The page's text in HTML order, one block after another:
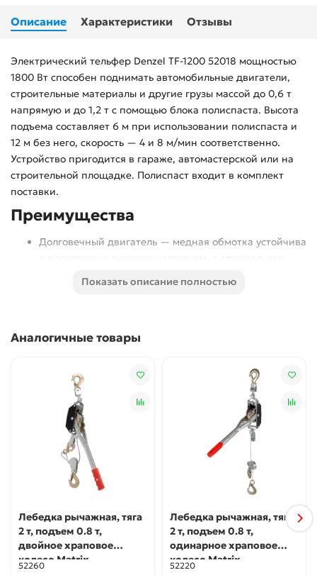
Описание Характеристики Отзывы
Электрический тельфер Denzel TF-1200 52018 мощностью
1800 Вт способен поднимать автомобильные двигатели,
строительные материалы и другие грузы массой до 0,6 т
напрямую и до 1,2 т с помощью блока полиспаста. Высота
подъема составляет 6 м при использовании полиспаста и
12 м без него, скорость — 4 и 8 м/мин соответственно.
Устройство пригодится в гараже, автомастерской или на
строительной площадке. Полиспаст входит в комплект
поставки.
Преимущества
Долговечный двигатель — медная обмотка устойчива
Функция автоматической остановки — тельфер
груза или высоты подъема.
Возможность экстренного торможения — кнопка
аварийной остановки позволяет моментально
прекратить работу при необходимости.
Надежная фиксация груза — на крюке имеется
предохранительная скоба.
Продуманная конструкция — благодаря
специальному навесу крюк всегда находится в
Прочный трос — он изготовлен из стали, а его
толщина составляет 6 мм.
Удобная эксплуатация — управление осуществляется
с выносного пульта.
Показать описание полностью
Аналогичные товары
Лебедка рычажная, тяга
2 т, подъем 0.8 т,
двойное храповое
колесо Matrix
52260
Лебедка рычажная, тяга
2 т, подъем 0.8 т,
одинарное храповое
колесо Matrix
52220